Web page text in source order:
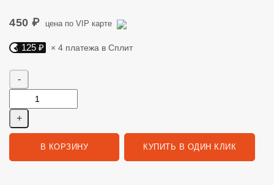
450 ₽ цена по VIP карте
Яндекс Сплит. 125 руб, 4 платежа в Сплит
125 ₽ × 4 платежа в Сплит
В КОРЗИНУ КУПИТЬ В ОДИН КЛИК